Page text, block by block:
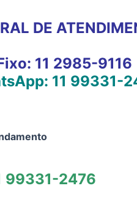
DE
11 2985-9116
11 99331-
99331-2476